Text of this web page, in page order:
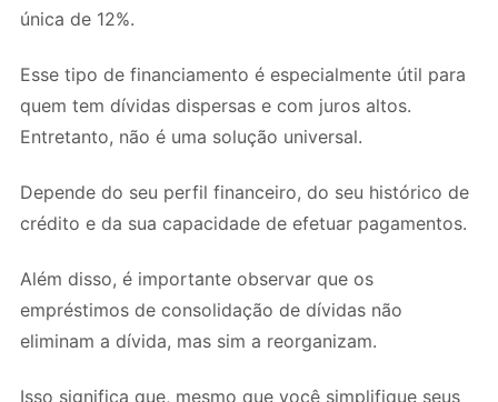
única de 12%.
Esse tipo de financiamento é especialmente útil para
quem tem dívidas dispersas e com juros altos.
Entretanto, não é uma solução universal.
Depende do seu perfil financeiro, do seu histórico de
crédito e da sua capacidade de efetuar pagamentos.
Além disso, é importante observar que os
empréstimos de consolidação de dívidas não
eliminam a dívida, mas sim a reorganizam.
Isso significa que, mesmo que você simplifique seus